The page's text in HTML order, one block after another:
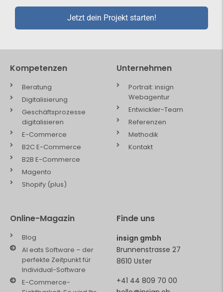
Jetzt dein Projekt starten!
Kompetenzen
Beratung
Digitalisierung
Geschäftsprozesse
digitalisieren
E-Commerce
B2C E-Commerce
B2B E-Commerce
Magento
Shopify (plus)
Unternehmen
Portrait: insign
Webagentur
Entwickler-Team
Referenzen
Methodik
Kontakt
Online-Magazin
Blog
AI eats Software – der
perfekte Zeitpunkt für
Individual-Software
E-Commerce-
Finde uns
insign gmbh
Brunnenstrasse 27
8610 Uster
+41 44 809 70 00